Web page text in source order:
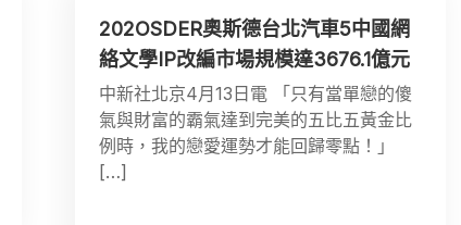
202OSDER奧斯德台北汽車5中國網
絡文學IP改編市場規模達3676.1億元
中新社北京4月13日電 「只有當單戀的傻
氣與財富的霸氣達到完美的五比五黃金比
例時，我的戀愛運勢才能回歸零點！」
[…]